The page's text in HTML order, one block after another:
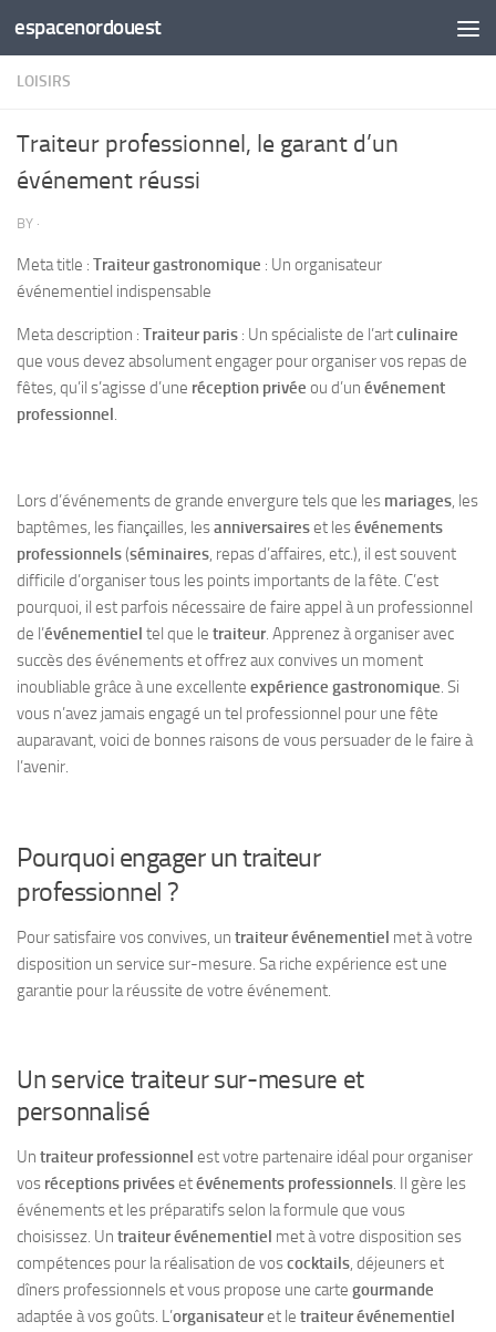
Skip to content
espacenordouest
LOISIRS
Traiteur professionnel, le garant d’un
événement réussi
BY ·
Meta title : Traiteur gastronomique : Un organisateur
événementiel indispensable
Meta description : Traiteur paris : Un spécialiste de l’artculinaire
que vous devez absolument engager pour organiser vos repas de
fêtes, qu’il s’agisse d’une réception privée ou d’un événement
professionnel.
Lors d’événements de grande envergure tels que les mariages, les
baptêmes, les fiançailles, lesanniversaireset lesévénements
professionnels(séminaires, repas d’affaires, etc.), il est souvent
difficile d’organiser tous les points importants de la fête. C’est
pourquoi, il est parfois nécessaire de faire appel à un professionnel
de l’événementiel tel que le traiteur. Apprenez à organiser avec
succès des événements et offrez aux convives un moment
inoubliable grâce à une excellente expérience gastronomique. Si
vous n’avez jamais engagé un tel professionnel pour une fête
auparavant, voici de bonnes raisons de vous persuader de le faire à
l’avenir.
Pourquoi engager un traiteur
professionnel ?
Pour satisfaire vos convives, un traiteur événementiel met à votre
disposition un service sur-mesure. Sa riche expérience est une
garantie pour la réussite de votre événement.
Un service traiteur sur-mesure et
personnalisé
Un traiteur professionnel est votre partenaire idéal pour organiser
vos réceptions privéesetévénements professionnels. Il gère les
événements et les préparatifs selon la formule que vous
choisissez. Un traiteur événementiel met à votre disposition ses
compétences pour la réalisation de voscocktails, déjeuners et
dîners professionnels et vous propose une carte gourmande
adaptée à vos goûts. L’organisateuret le traiteur événementiel